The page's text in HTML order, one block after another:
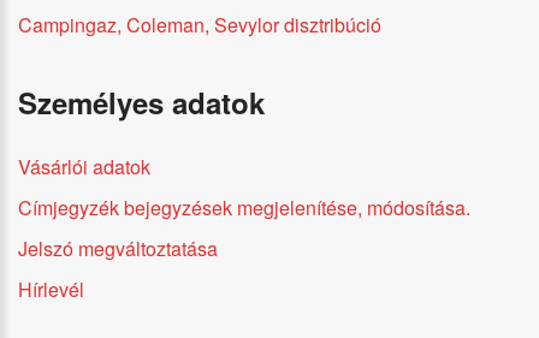
Campingaz, Coleman, Sevylor disztribúció
Személyes adatok
Vásárlói adatok
Címjegyzék bejegyzések megjelenítése, módosítása.
Jelszó megváltoztatása
Hírlevél